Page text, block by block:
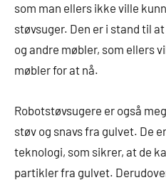
som man ellers ikke ville
støvsuger. Den er i stand til
og andre møbler, som ellers
møbler for at nå.
Robotstøvsugere er også
støv og snavs fra gulvet. De
teknologi, som sikrer, at de
partikler fra gulvet.